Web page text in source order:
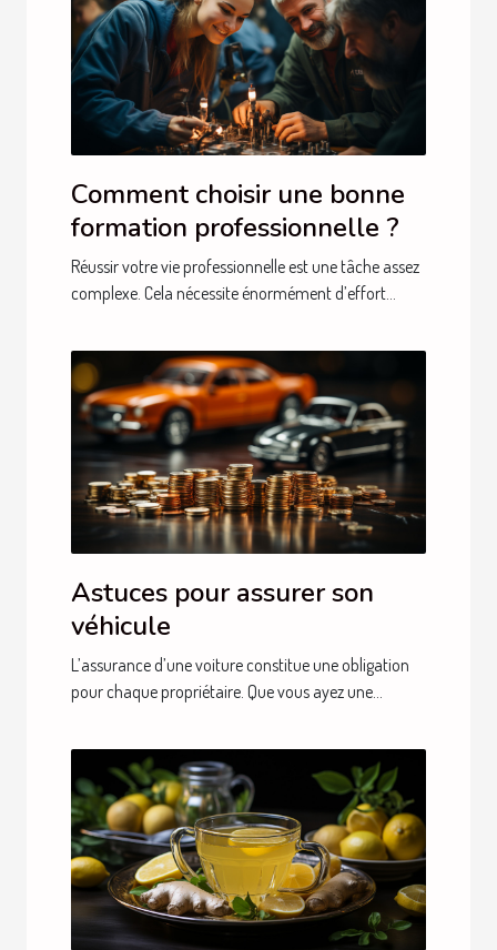
Comment choisir une bonne
formation professionnelle ?
Réussir votre vie professionnelle est une tâche assez
complexe. Cela nécessite énormément d’effort...
Astuces pour assurer son
véhicule
L’assurance d’une voiture constitue une obligation
pour chaque propriétaire. Que vous ayez une...